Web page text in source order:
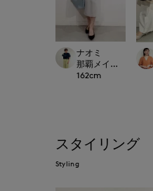
ナオミ
那覇メインプレイ
162cm
スタイリング
Styling